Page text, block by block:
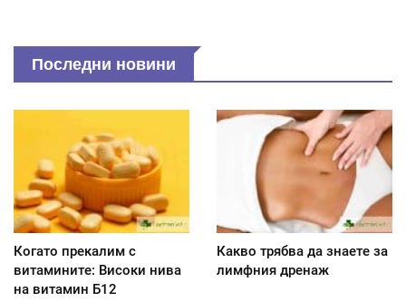
Последни новини
Когато прекалим с
витамините: Високи нива
на витамин Б12
Какво трябва да знаете за
лимфния дренаж